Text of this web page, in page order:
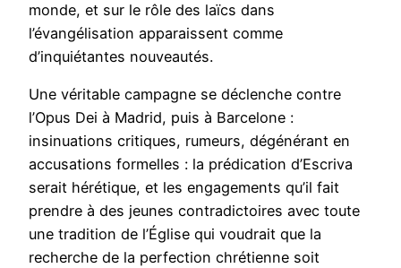
monde, et sur le rôle des laïcs dans
l’évangélisation apparaissent comme
d’inquiétantes nouveautés.
Une véritable campagne se déclenche contre
l’Opus Dei à Madrid, puis à Barcelone :
insinuations critiques, rumeurs, dégénérant en
accusations formelles : la prédication d’Escriva
serait hérétique, et les engagements qu’il fait
prendre à des jeunes contradictoires avec toute
une tradition de l’Église qui voudrait que la
recherche de la perfection chrétienne soit